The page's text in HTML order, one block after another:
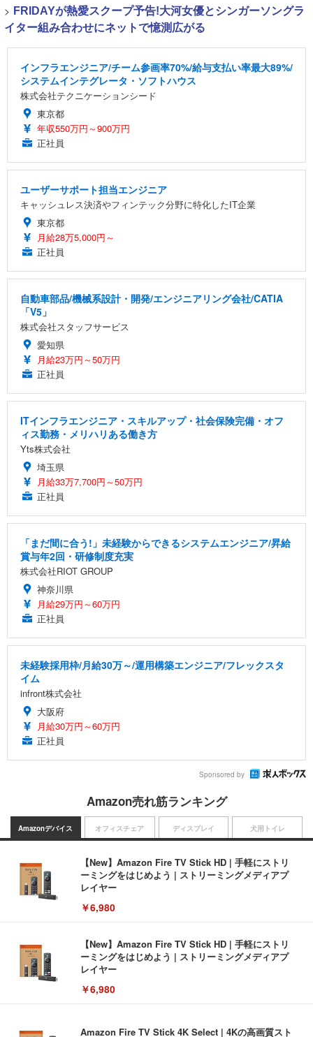
> FRIDAYが熱愛スクープ予告!大河女優とシンガーソングラ
イター組み合わせにネットで憶測広がる
インフラエンジニア/チーム参画率70%/給与支払い率最大89%/
システムインテグレータ・ソフトハウス
株式会社テクニケーションシード
東京都
年収550万円～900万円
正社員
ユーザーサポート担当エンジニア
キャッシュレス決済やフィンテック分野に特化したIT企業
東京都
月給28万5,000円～
正社員
自動車部品/機械系設計・開発/エンジニアリング会社/CATIA
「V5」
株式会社スタッフサービス
愛知県
月給23万円～50万円
正社員
ITインフラエンジニア・スキルアップ・社会保険完備・オフ
ィス勤務・メリハリある働き方
Yts株式会社
埼玉県
月給33万7,700円～50万円
正社員
「まだ間に合う!」未経験からできるシステムエンジニア/昇給
賞与年2回・研修制度充実
株式会社RIOT GROUP
神奈川県
月給29万円～60万円
正社員
未経験採用枠/月給30万～/運用構築エンジニア/フレックスタ
イム
infront株式会社
大阪府
月給30万円～60万円
正社員
Sponsored by
Amazon売れ筋ランキング
Amazonデバイス
【New】Amazon Fire TV Stick HD | 手軽にストリ
ーミングをはじめよう | ストリーミングメディアプ
レイヤー
￥6,980
【New】Amazon Fire TV Stick HD | 手軽にストリ
ーミングをはじめよう | ストリーミングメディアプ
レイヤー
￥6,980
Amazon Fire TV Stick 4K Select | 4Kの高画質スト
オフィスチェア ディスプレイ 犬用トイレ